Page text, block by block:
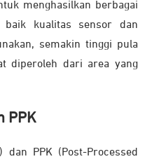
menghasilkan berbagai
baik kualitas sensor dan
semakin tinggi pula
diperoleh dari area yang
PPK
dan PPK (Post-Processed